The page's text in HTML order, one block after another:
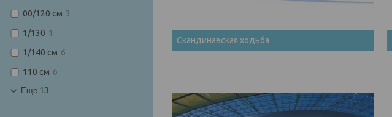
Скандинавская ходьба
00/120 см 3
1/130 1
1/140 см 6
110 см 6
Еще 13